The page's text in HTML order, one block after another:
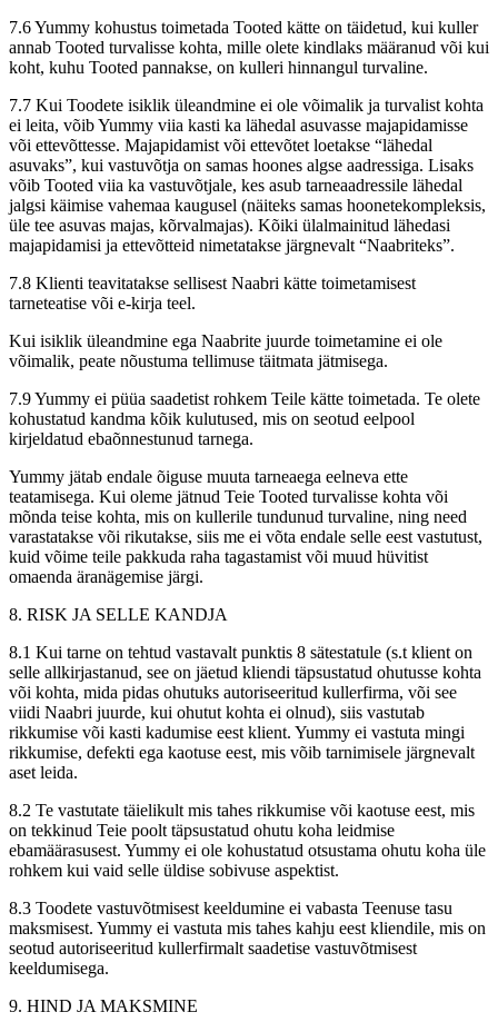
7.6 Yummy kohustus toimetada Tooted kätte on täidetud, kui kuller
annab Tooted turvalisse kohta, mille olete kindlaks määranud või kui
koht, kuhu Tooted pannakse, on kulleri hinnangul turvaline.
7.7 Kui Toodete isiklik üleandmine ei ole võimalik ja turvalist kohta
ei leita, võib Yummy viia kasti ka lähedal asuvasse majapidamisse
või ettevõttesse. Majapidamist või ettevõtet loetakse “lähedal
asuvaks”, kui vastuvõtja on samas hoones algse aadressiga. Lisaks
võib Tooted viia ka vastuvõtjale, kes asub tarneaadressile lähedal
jalgsi käimise vahemaa kaugusel (näiteks samas hoonetekompleksis,
üle tee asuvas majas, kõrvalmajas). Kõiki ülalmainitud lähedasi
majapidamisi ja ettevõtteid nimetatakse järgnevalt “Naabriteks”.
7.8 Klienti teavitatakse sellisest Naabri kätte toimetamisest
tarneteatise või e-kirja teel.
Kui isiklik üleandmine ega Naabrite juurde toimetamine ei ole
võimalik, peate nõustuma tellimuse täitmata jätmisega.
7.9 Yummy ei püüa saadetist rohkem Teile kätte toimetada. Te olete
kohustatud kandma kõik kulutused, mis on seotud eelpool
kirjeldatud ebaõnnestunud tarnega.
Yummy jätab endale õiguse muuta tarneaega eelneva ette
teatamisega. Kui oleme jätnud Teie Tooted turvalisse kohta või
mõnda teise kohta, mis on kullerile tundunud turvaline, ning need
varastatakse või rikutakse, siis me ei võta endale selle eest vastutust,
kuid võime teile pakkuda raha tagastamist või muud hüvitist
omaenda äranägemise järgi.
8. RISK JA SELLE KANDJA
8.1 Kui tarne on tehtud vastavalt punktis 8 sätestatule (s.t klient on
selle allkirjastanud, see on jäetud kliendi täpsustatud ohutusse kohta
või kohta, mida pidas ohutuks autoriseeritud kullerfirma, või see
viidi Naabri juurde, kui ohutut kohta ei olnud), siis vastutab
rikkumise või kasti kadumise eest klient. Yummy ei vastuta mingi
rikkumise, defekti ega kaotuse eest, mis võib tarnimisele järgnevalt
aset leida.
8.2 Te vastutate täielikult mis tahes rikkumise või kaotuse eest, mis
on tekkinud Teie poolt täpsustatud ohutu koha leidmise
ebamäärasusest. Yummy ei ole kohustatud otsustama ohutu koha üle
rohkem kui vaid selle üldise sobivuse aspektist.
8.3 Toodete vastuvõtmisest keeldumine ei vabasta Teenuse tasu
maksmisest. Yummy ei vastuta mis tahes kahju eest kliendile, mis on
seotud autoriseeritud kullerfirmalt saadetise vastuvõtmisest
keeldumisega.
9. HIND JA MAKSMINE